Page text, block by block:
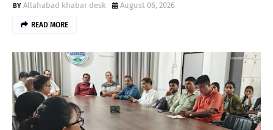
Allahabad khabar desk
August 06, 2026
READ MORE